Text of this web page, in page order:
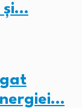
și…